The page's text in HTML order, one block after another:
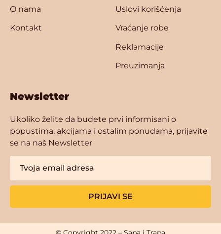
O nama
Kontakt
Uslovi korišćenja
Vraćanje robe
Reklamacije
Preuzimanja
Newsletter
Ukoliko želite da budete prvi informisani o
popustima, akcijama i ostalim ponudama, prijavite
se na naš Newsletter
PRIJAVI SE